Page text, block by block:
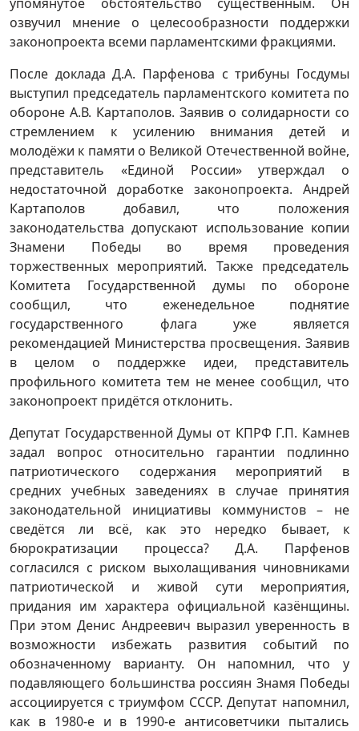
озвучил мнение о целесообразности поддержки
законопроекта всеми парламентскими фракциями.
После доклада Д.А. Парфенова с трибуны Госдумы
выступил председатель парламентского комитета по
обороне А.В. Картаполов. Заявив о солидарности со
стремлением к усилению внимания детей и
молодёжи к памяти о Великой Отечественной войне,
представитель «Единой России» утверждал о
недостаточной доработке законопроекта. Андрей
Картаполов добавил, что положения
законодательства допускают использование копии
Знамени Победы во время проведения
торжественных мероприятий. Также председатель
Комитета Государственной думы по обороне
сообщил, что еженедельное поднятие
государственного флага уже является
рекомендацией Министерства просвещения. Заявив
в целом о поддержке идеи, представитель
профильного комитета тем не менее сообщил, что
законопроект придётся отклонить.
Депутат Государственной Думы от КПРФ Г.П. Камнев
задал вопрос относительно гарантии подлинно
патриотического содержания мероприятий в
средних учебных заведениях в случае принятия
законодательной инициативы коммунистов – не
сведётся ли всё, как это нередко бывает, к
бюрократизации процесса? Д.А. Парфенов
согласился с риском выхолащивания чиновниками
патриотической и живой сути мероприятия,
придания им характера официальной казёнщины.
При этом Денис Андреевич выразил уверенность в
возможности избежать развития событий по
обозначенному варианту. Он напомнил, что у
подавляющего большинства россиян Знамя Победы
ассоциируется с триумфом СССР. Депутат напомнил,
как в 1980-е и в 1990-е антисоветчики пытались